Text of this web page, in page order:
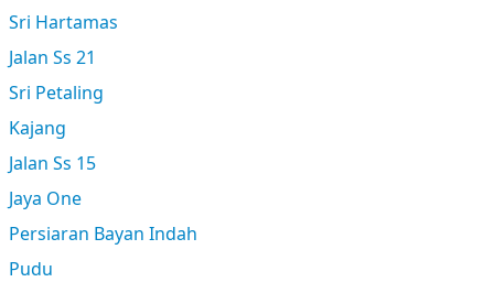
Sri Hartamas
Jalan Ss 21
Sri Petaling
Kajang
Jalan Ss 15
Jaya One
Persiaran Bayan Indah
Pudu